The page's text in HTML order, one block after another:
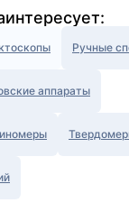
Ручные
аппараты